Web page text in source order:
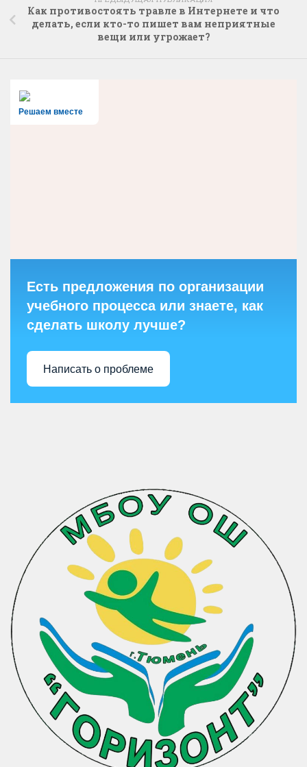
Как противостоять травле в Интернете и что
делать, если кто-то пишет вам неприятные
вещи или угрожает?
Решаем вместе
Есть предложения по организации
учебного процесса или знаете, как
сделать школу лучше?
Написать о проблеме